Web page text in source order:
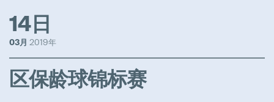
公司管理
Popular
14日
03月 2019年
区保龄球锦标赛